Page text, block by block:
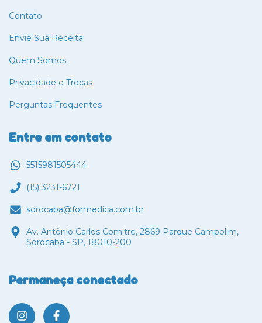
Contato
Envie Sua Receita
Quem Somos
Privacidade e Trocas
Perguntas Frequentes
Entre em contato
5515981505444
(15) 3231-6721
sorocaba@formedica.com.br
Av. Antônio Carlos Comitre, 2869 Parque Campolim,
Sorocaba - SP, 18010-200
Permaneça conectado